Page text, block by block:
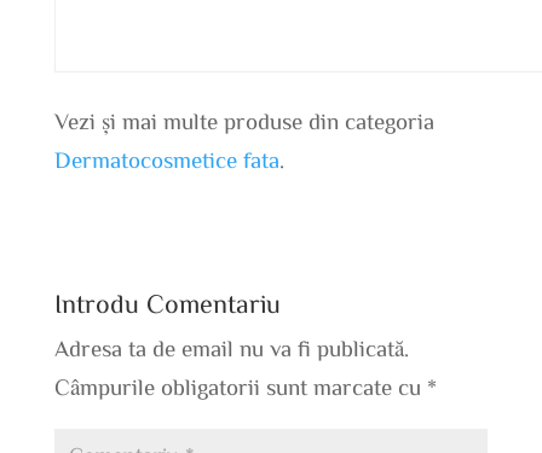
Vezi și mai multe produse din categoria
Dermatocosmetice fata
Introdu Comentariu
Adresa ta de email nu va fi publicată.
Câmpurile obligatorii sunt marcate cu *